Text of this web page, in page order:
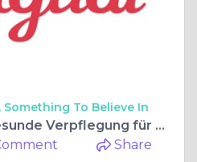
Something To Believe In
Snacks Für Büro – Gesunde Verpflegung für mehr Energie im Arbeitsalltag
Share